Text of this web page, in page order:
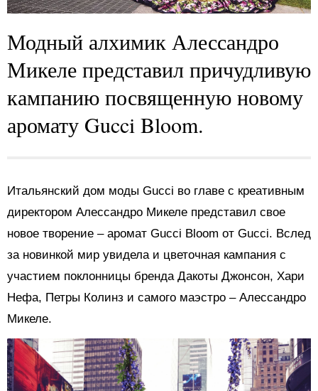
Модный алхимик Алессандро
Микеле представил причудливую
кампанию посвященную новому
аромату Gucci Bloom.
Итальянский дом моды Gucci во главе с креативным
директором Алессандро Микеле представил свое
новое творение – аромат Gucci Bloom от Gucci. Вслед
за новинкой мир увидела и цветочная кампания с
участием поклонницы бренда Дакоты Джонсон, Хари
Нефа, Петры Колинз и самого маэстро – Алессандро
Микеле.